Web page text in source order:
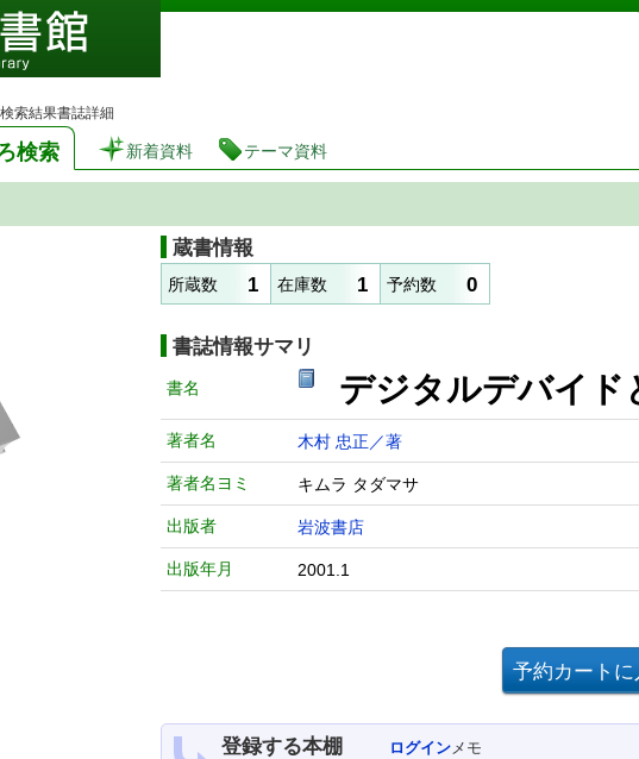
図書館 蔵書検索・予約システム
索結果書誌詳細
検索 新着資料 テーマ資料
蔵書情報
所蔵数 1 在庫数 1 予約数 0
書誌情報サマリ
書名 デジタルデバイ
著者名 木村 忠正／著
著者名ヨミ キムラ タダマサ
出版者 岩波書店
出版年月 2001.1
登録する本棚 ログインメモ